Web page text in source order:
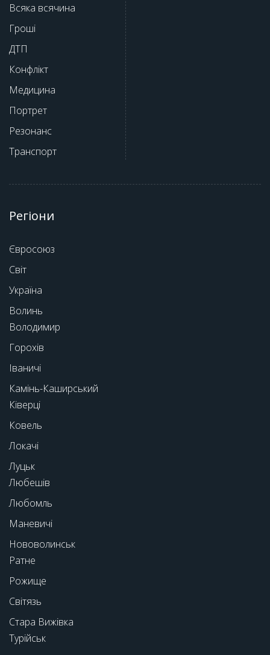
Всяка всячина
Гроші
ДТП
Конфлікт
Медицина
Портрет
Резонанс
Транспорт
Регіони
Євросоюз
Світ
Україна
Волинь
Володимир
Горохів
Іваничі
Камінь-Каширський
Ківерці
Ковель
Локачі
Луцьк
Любешів
Любомль
Маневичі
Нововолинськ
Ратне
Рожище
Світязь
Стара Вижівка
Турійськ